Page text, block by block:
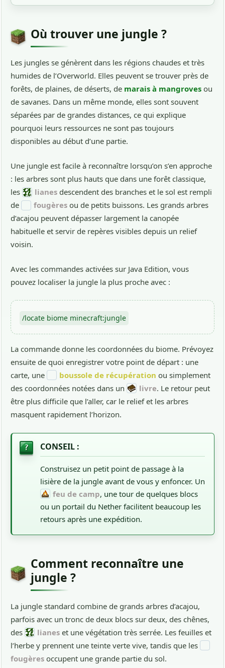
Où trouver une jungle ?
Les jungles se génèrent dans les régions chaudes et très
humides de l’Overworld. Elles peuvent se trouver près de
forêts, de plaines, de déserts, de marais à mangroves ou
de savanes. Dans un même monde, elles sont souvent
séparées par de grandes distances, ce qui explique
pourquoi leurs ressources ne sont pas toujours
disponibles au début d’une partie.
Une jungle est facile à reconnaître lorsqu’on s’en approche
: les arbres sont plus hauts que dans une forêt classique,
les
lianes descendent des branches et le sol est rempli
de
fougères ou de petits buissons. Les grands arbres
d’acajou peuvent dépasser largement la canopée
habituelle et servir de repères visibles depuis un relief
voisin.
Avec les commandes activées sur Java Edition, vous
pouvez localiser la jungle la plus proche avec :
/locate biome minecraft:jungle
La commande donne les coordonnées du biome. Prévoyez
ensuite de quoi enregistrer votre point de départ : une
carte, une
boussole de récupération ou simplement
des coordonnées notées dans un
livre. Le retour peut
être plus difficile que l’aller, car le relief et les arbres
masquent rapidement l’horizon.
CONSEIL :
Construisez un petit point de passage à la
lisière de la jungle avant de vous y enfoncer. Un
feu de camp, une tour de quelques blocs
ou un portail du Nether facilitent beaucoup les
retours après une expédition.
Comment reconnaître une
jungle ?
La jungle standard combine de grands arbres d’acajou,
parfois avec un tronc de deux blocs sur deux, des chênes,
des
lianes et une végétation très serrée. Les feuilles et
l’herbe y prennent une teinte verte vive, tandis que les
fougères occupent une grande partie du sol.